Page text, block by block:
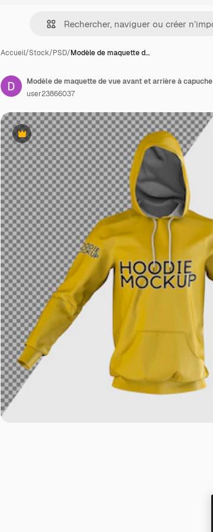
Accueil/Stock/PSD/Modèle de maquette d…
Premium
Modèle de maquette de vue avant et arrière à capuche
user23866037